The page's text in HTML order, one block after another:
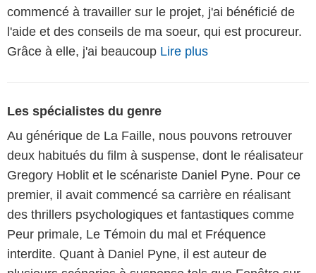
commencé à travailler sur le projet, j'ai bénéficié de
l'aide et des conseils de ma soeur, qui est procureur.
Grâce à elle, j'ai beaucoup Lire plus
Les spécialistes du genre
Au générique de La Faille, nous pouvons retrouver
deux habitués du film à suspense, dont le réalisateur
Gregory Hoblit et le scénariste Daniel Pyne. Pour ce
premier, il avait commencé sa carrière en réalisant
des thrillers psychologiques et fantastiques comme
Peur primale, Le Témoin du mal et Fréquence
interdite. Quant à Daniel Pyne, il est auteur de